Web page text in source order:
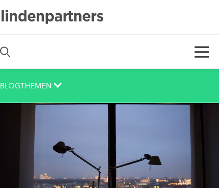
De
BLOGTHEMEN
Auch das noch
Corona